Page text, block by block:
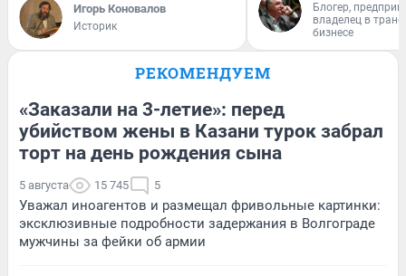
Игорь Коновалов
Историк
Блогер,
владелец в
бизнесе
РЕКОМЕНДУЕМ
«Заказали на 3-летие»: перед
убийством жены в Казани турок забрал
торт на день рождения сына
5 августа 15 745 5
Уважал иноагентов и размещал фривольные картинки:
эксклюзивные подробности задержания в Волгограде
мужчины за фейки об армии